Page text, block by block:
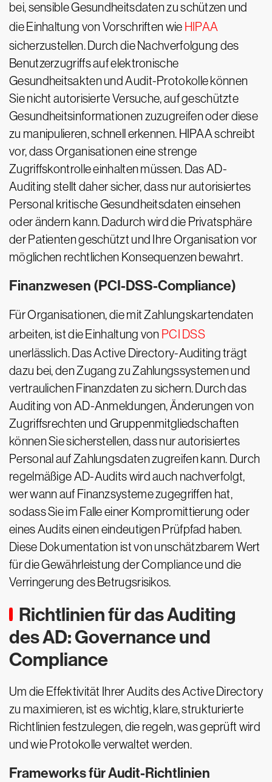
bei, sensible Gesundheitsdaten zu schützen und
die Einhaltung von Vorschriften wie HIPAA
sicherzustellen. Durch die Nachverfolgung des
Benutzerzugriffs auf elektronische
Gesundheitsakten und Audit-Protokolle können
Sie nicht autorisierte Versuche, auf geschützte
Gesundheitsinformationen zuzugreifen oder diese
zu manipulieren, schnell erkennen. HIPAA schreibt
vor, dass Organisationen eine strenge
Zugriffskontrolle einhalten müssen. Das AD-
Auditing stellt daher sicher, dass nur autorisiertes
Personal kritische Gesundheitsdaten einsehen
oder ändern kann. Dadurch wird die Privatsphäre
der Patienten geschützt und Ihre Organisation vor
möglichen rechtlichen Konsequenzen bewahrt.
Finanzwesen (PCI-DSS-Compliance)
Für Organisationen, die mit Zahlungskartendaten
arbeiten, ist die Einhaltung von PCI DSS
unerlässlich. Das Active Directory-Auditing trägt
dazu bei, den Zugang zu Zahlungssystemen und
vertraulichen Finanzdaten zu sichern. Durch das
Auditing von AD-Anmeldungen, Änderungen von
Zugriffsrechten und Gruppenmitgliedschaften
können Sie sicherstellen, dass nur autorisiertes
Personal auf Zahlungsdaten zugreifen kann. Durch
regelmäßige AD-Audits wird auch nachverfolgt,
wer wann auf Finanzsysteme zugegriffen hat,
sodass Sie im Falle einer Kompromittierung oder
eines Audits einen eindeutigen Prüfpfad haben.
Diese Dokumentation ist von unschätzbarem Wert
für die Gewährleistung der Compliance und die
Verringerung des Betrugsrisikos.
Richtlinien für das Auditing
des AD: Governance und
Compliance
Um die Effektivität Ihrer Audits des Active Directory
zu maximieren, ist es wichtig, klare, strukturierte
Richtlinien festzulegen, die regeln, was geprüft wird
und wie Protokolle verwaltet werden.
Frameworks für Audit-Richtlinien